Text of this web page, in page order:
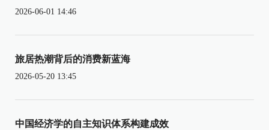
2026-06-01 14:46
旅居热潮背后的消费新蓝海
2026-05-20 13:45
中国经济学的自主知识体系构建成效